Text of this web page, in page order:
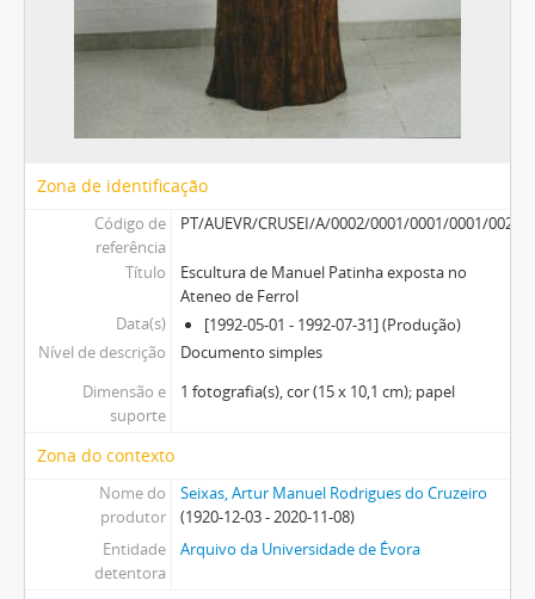
Zona de identificação
Código de
referência
PT/AUEVR/CRUSEI/A/0002/0001/0001/0001/0023
Título
Escultura de Manuel Patinha exposta no
Ateneo de Ferrol
Data(s)
[1992-05-01 - 1992-07-31] (Produção)
Nível de descrição
Documento simples
Dimensão e
suporte
1 fotografia(s), cor (15 x 10,1 cm); papel
Zona do contexto
Nome do
produtor
Seixas, Artur Manuel Rodrigues do Cruzeiro
(1920-12-03 - 2020-11-08)
Entidade
detentora
Arquivo da Universidade de Évora